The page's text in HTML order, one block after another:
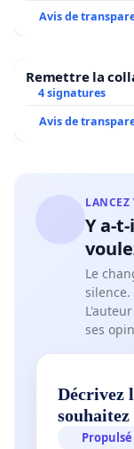
Avis de
Remettre la
4 signatures
Avis de
Y a-
Le
silence.
ses
Décrivez
Propulsé